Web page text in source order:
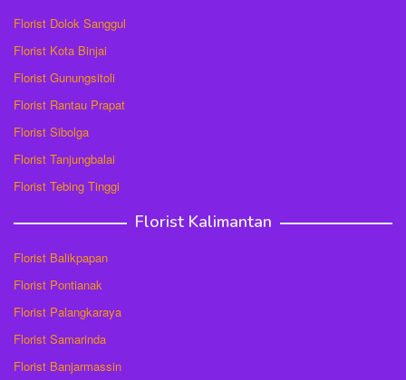
Florist Dolok Sanggul
Florist Kota Binjai
Florist Gunungsitoli
Florist Rantau Prapat
Florist Sibolga
Florist Tanjungbalai
Florist Tebing Tinggi
Florist Kalimantan
Florist Balikpapan
Florist Pontianak
Florist Palangkaraya
Florist Samarinda
Florist Banjarmassin